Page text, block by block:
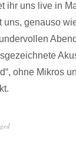
ihr uns live in
uns, genauso
ohne Mikros